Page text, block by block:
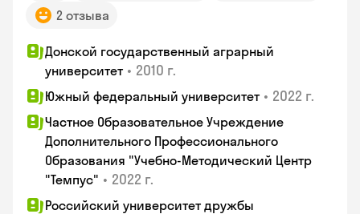
2 отзыва
Донской государственный аграрный
университет • 2010 г.
Южный федеральный университет • 2022 г.
Частное Образовательное Учреждение
Дополнительного Профессионального
Образования "Учебно-Методический Центр
"Темпус" • 2022 г.
Российский университет дружбы